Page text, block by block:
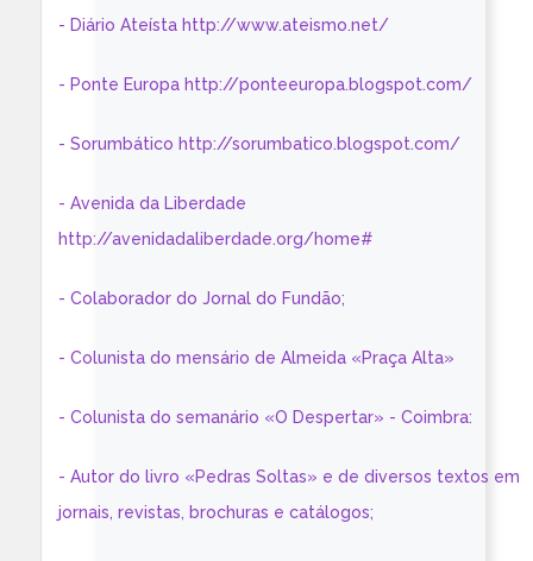
- Diário Ateísta http://www.ateismo.net/
- Ponte Europa http://ponteeuropa.blogspot.com/
- Sorumbático http://sorumbatico.blogspot.com/
- Avenida da Liberdade
http://avenidadaliberdade.org/home#
- Colaborador do Jornal do Fundão;
- Colunista do mensário de Almeida «Praça Alta»
- Colunista do semanário «O Despertar» - Coimbra:
- Autor do livro «Pedras Soltas» e de diversos textos em
jornais, revistas, brochuras e catálogos;